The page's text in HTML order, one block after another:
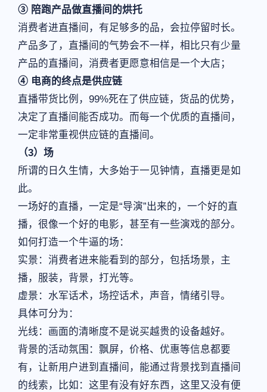
③ 陪跑产品做直播间的烘托
消费者进直播间，有足够多的品，会拉停留时长。
产品多了，直播间的气势会不一样，相比只有少量
产品的直播间，消费者更愿意相信是一个大店；
④ 电商的终点是供应链
直播带货比例，99%死在了供应链，货品的优势，
决定了直播间能否成功。而每一个优质的直播间，
一定非常重视供应链的直播间。
（3）场
所谓的日久生情，大多始于一见钟情，直播更是如
此。
一场好的直播，一定是“导演”出来的，一个好的直
播，很像一个好的电影，甚至有一些演戏的部分。
如何打造一个牛逼的场：
实景：消费者进来能看到的部分，包括场景，主
播，服装，背景，打光等。
虚景：水军话术，场控话术，声音，情绪引导。
具体可分为：
光线：画面的清晰度不是说买越贵的设备越好。
背景的活动氛围：飘屏，价格、优惠等信息都要
有，让新用户进到直播间，能通过背景找到直播间
的线索，比如：这里有没有好东西，这里又没有便